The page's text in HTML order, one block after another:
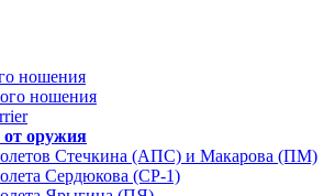
ношения
ношения
оружия
Стечкина (АПС) и Макарова (ПМ)
Сердюкова (СР-1)